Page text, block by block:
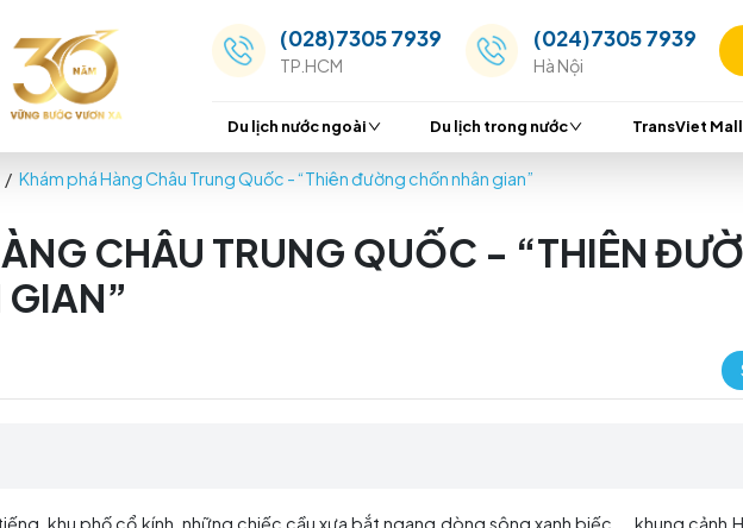
(028)7305 7939
Hà Nội
Du lịch nước ngoài Du lịch trong nước
HÀNG CHÂU TRUNG QUỐC -
GIAN”